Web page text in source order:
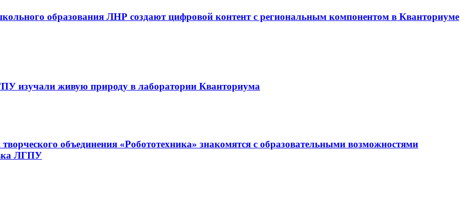
образования ЛНР создают цифровой контент с региональным компонентом в Кванториуме
изучали живую природу в лаборатории Кванториума
объединения «Робототехника» знакомятся с образовательными возможностями
ЛГПУ